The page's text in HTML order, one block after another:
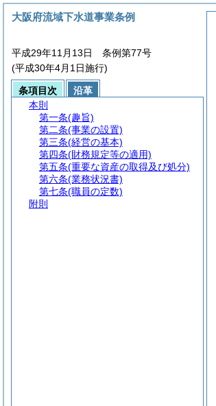
大阪府流域下水道事業条例
平成29年11月13日 条例第77号
(平成30年4月1日施行)
条項目次
沿革
本則
第一条(趣旨)
第二条(事業の設置)
第三条(経営の基本)
第四条(財務規定等の適用)
第五条(重要な資産の取得及び処分)
第六条(業務状況書)
第七条(職員の定数)
附則